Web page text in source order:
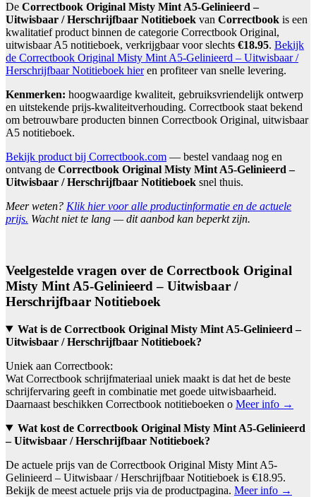
De Correctbook Original Misty Mint A5-Gelinieerd –
Uitwisbaar / Herschrijfbaar Notitieboek van Correctbook is een
kwalitatief product binnen de categorie Correctbook Original,
uitwisbaar A5 notitieboek, verkrijgbaar voor slechts €18.95. Bekijk
de Correctbook Original Misty Mint A5-Gelinieerd – Uitwisbaar /
Herschrijfbaar Notitieboek hieren profiteer van snelle levering.
Kenmerken: hoogwaardige kwaliteit, gebruiksvriendelijk ontwerp
en uitstekende prijs-kwaliteitverhouding. Correctbook staat bekend
om betrouwbare producten binnen Correctbook Original, uitwisbaar
A5 notitieboek.
Bekijk product bij Correctbook.com — bestel vandaag nog en
ontvang de Correctbook Original Misty Mint A5-Gelinieerd –
Uitwisbaar / Herschrijfbaar Notitieboek snel thuis.
Meer weten? Klik hier voor alle productinformatie en de actuele
prijs. Wacht niet te lang — dit aanbod kan beperkt zijn.
Veelgestelde vragen over de Correctbook Original
Misty Mint A5-Gelinieerd – Uitwisbaar /
Herschrijfbaar Notitieboek
Wat is de Correctbook Original Misty Mint A5-Gelinieerd –
Uitwisbaar / Herschrijfbaar Notitieboek?
Uniek aan Correctbook:
Wat Correctbook schrijfmateriaal uniek maakt is dat het de beste
schrijfervaring geeft in combinatie met goede uitwisbaarheid.
Daarnaast beschikken Correctbook notitieboeken o Meer info →
Wat kost de Correctbook Original Misty Mint A5-Gelinieerd
– Uitwisbaar / Herschrijfbaar Notitieboek?
De actuele prijs van de Correctbook Original Misty Mint A5-
Gelinieerd – Uitwisbaar / Herschrijfbaar Notitieboek is €18.95.
Bekijk de meest actuele prijs via de productpagina. Meer info →